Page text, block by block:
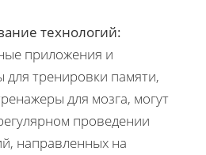
технологий:
приложения и
для тренировки памяти,
для мозга, могут
проведении
направленных на